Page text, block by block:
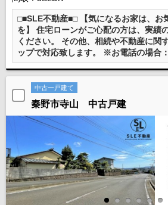
□■SLE不動産■□ 【気になるお家は、お
を】 住宅ローンがご心配の方は、実績
ください。 その他、相続や不動産に関
ップで対応致します。 ※お電話の場合
中古一戸建て
秦野市寺山 中古戸建